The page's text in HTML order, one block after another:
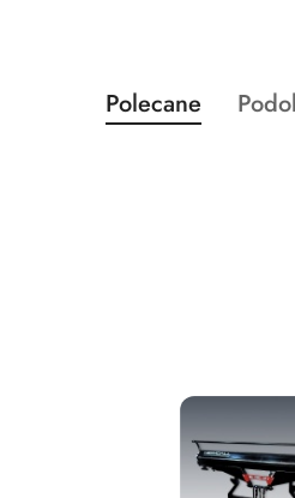
Pomiń karuzelę
Produkty
o
Polecane